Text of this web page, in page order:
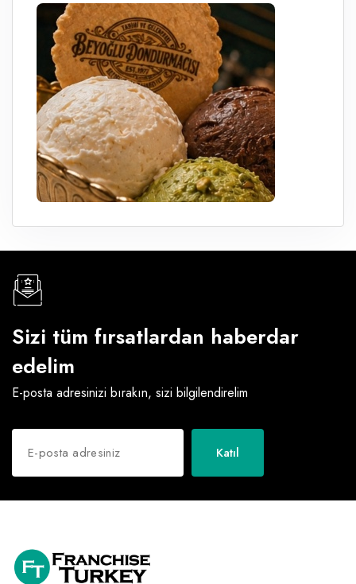
Sizi tüm fırsatlardan haberdar
edelim
E-posta adresinizi bırakın, sizi bilgilendirelim
Katıl